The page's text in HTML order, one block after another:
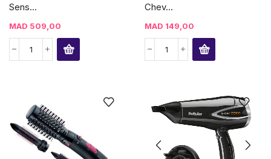
Sens...
MAD 509,00
Chev...
MAD 149,00